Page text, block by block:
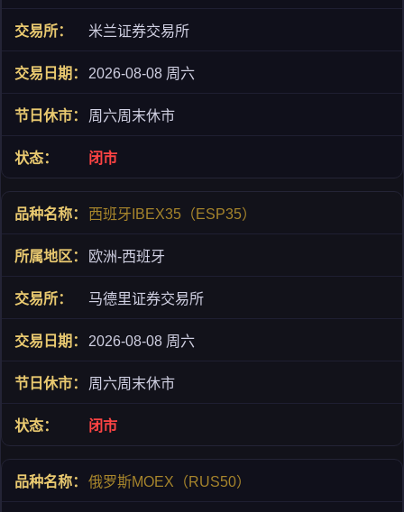
米兰证券交易所
2026-08-08 周六
周六周末休市
闭市
西班牙IBEX35（ESP35）
欧洲-西班牙
马德里证券交易所
2026-08-08 周六
周六周末休市
闭市
俄罗斯MOEX（RUS50）